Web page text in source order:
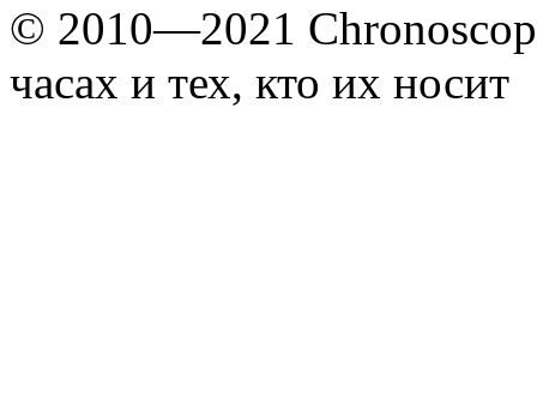
© 2010—2021
часах и тех, кто их носит